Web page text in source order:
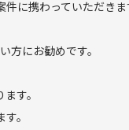
件に携わっていただきま
方にお勧めです。
す。
。